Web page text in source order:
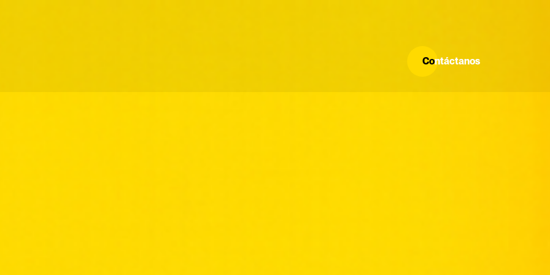
Contáctanos